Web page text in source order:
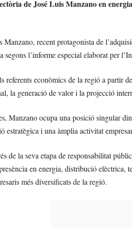
de José Luis Manzano en
Manzano, recent protagonista de
segons l’informe especial elaborat per
referents econòmics de la regió a partir
la generació de valor i la projecció
Manzano ocupa una posició singular
estratègica i una àmplia activitat
de la seva etapa de responsabilitat
en energia, distribució
més diversificats de la regió.